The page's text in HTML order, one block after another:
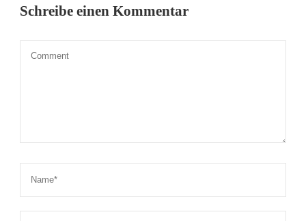
Schreibe einen Kommentar